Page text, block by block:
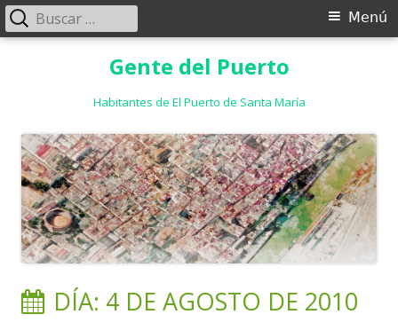
Gente del Puerto
Habitantes de El Puerto de Santa María
Menú
Menú
Buscar:
DÍA: 4 DE AGOSTO DE 2010